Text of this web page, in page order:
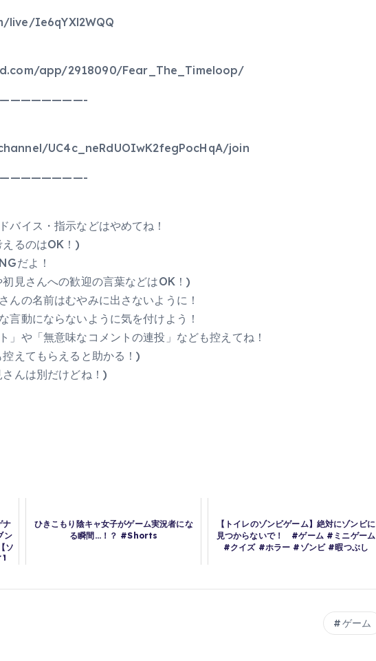
Ie6qYXl2WQQ
app/2918090/Fear_The_Timeloop/
UC4c_neRdUOIwK2fegPocHqA/join
バイス・指示などはやめてね！
るのはOK！)
だよ！
見さんへの歓迎の言葉などはOK！)
んの名前はむやみに出さないように！
言動にならないように気を付けよう！
」や「無意味なコメントの連投」なども控えてね！
えてもらえると助かる！)
さんは別だけどね！)
ナ
ン
ソ
ひきこもり陰キャ女子がゲーム実況者にな
る瞬間…！？ #Shorts
【トイレのゾンビゲーム】絶対にゾンビに
見つからないで！ #ゲーム #ミニゲーム
#クイズ #ホラー #ゾンビ #暇つぶし
ゲーム